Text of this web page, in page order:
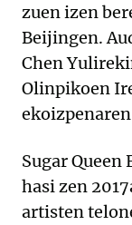
zuen izen
Beijingen.
Chen
Olinpikoen
Sugar
hasi zen
artisten